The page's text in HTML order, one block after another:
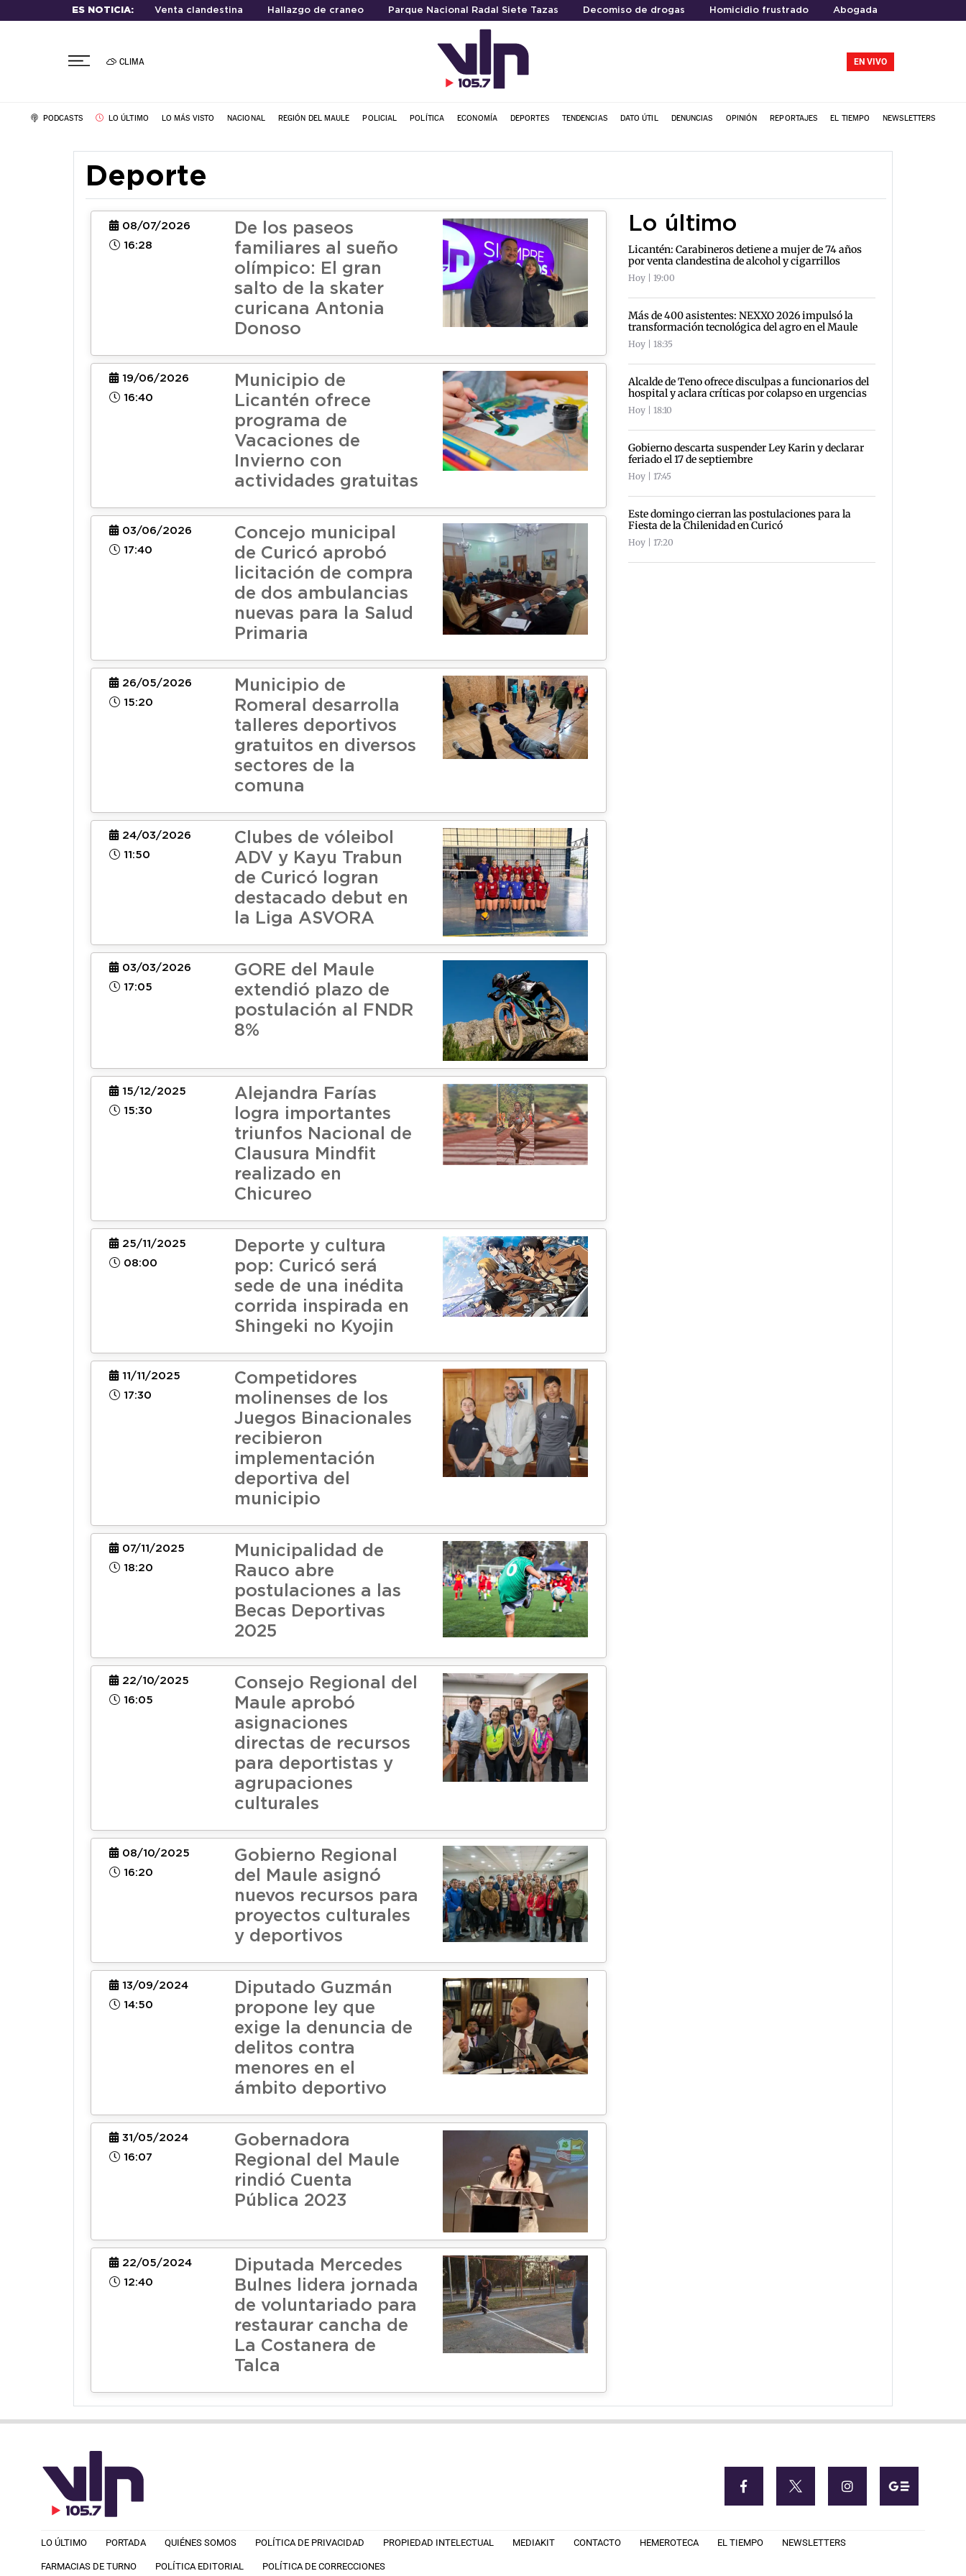
ES NOTICIA: Venta clandestina Hallazgo de craneo Parque Nacional Radal Siete Tazas Decomiso de drogas Homicidio frustrado Abogada
CLIMA EN VIVO
PODCASTS LO ÚLTIMO LO MÁS VISTO NACIONAL REGIÓN DEL MAULE POLICIAL POLÍTICA ECONOMÍA DEPORTES TENDENCIAS DATO ÚTIL DENUNCIAS OPINIÓN REPORTAJES EL TIEMPO NEWSLETTERS
Deporte
08/07/2026
16:28
De los paseos
familiares al sueño
olímpico: El gran
salto de la skater
curicana Antonia
Donoso
19/06/2026
16:40
Municipio de
Licantén ofrece
programa de
Vacaciones de
Invierno con
actividades gratuitas
03/06/2026
17:40
Concejo municipal
de Curicó aprobó
licitación de compra
de dos ambulancias
nuevas para la Salud
Primaria
26/05/2026
15:20
Municipio de
Romeral desarrolla
talleres deportivos
gratuitos en diversos
sectores de la
comuna
24/03/2026
11:50
Clubes de vóleibol
ADV y Kayu Trabun
de Curicó logran
destacado debut en
la Liga ASVORA
03/03/2026
17:05
GORE del Maule
extendió plazo de
postulación al FNDR
8%
15/12/2025
15:30
Alejandra Farías
logra importantes
triunfos Nacional de
Clausura Mindfit
realizado en
Chicureo
25/11/2025
08:00
Deporte y cultura
pop: Curicó será
sede de una inédita
corrida inspirada en
Shingeki no Kyojin
11/11/2025
17:30
Competidores
molinenses de los
Juegos Binacionales
recibieron
implementación
deportiva del
municipio
07/11/2025
18:20
Municipalidad de
Rauco abre
postulaciones a las
Becas Deportivas
2025
22/10/2025
16:05
Consejo Regional del
Maule aprobó
asignaciones
directas de recursos
para deportistas y
agrupaciones
culturales
08/10/2025
16:20
Gobierno Regional
del Maule asignó
nuevos recursos para
proyectos culturales
y deportivos
13/09/2024
14:50
Diputado Guzmán
propone ley que
exige la denuncia de
delitos contra
menores en el
ámbito deportivo
31/05/2024
16:07
Gobernadora
Regional del Maule
rindió Cuenta
Pública 2023
22/05/2024
12:40
Diputada Mercedes
Bulnes lidera jornada
de voluntariado para
restaurar cancha de
La Costanera de
Talca
Lo último
Licantén: Carabineros detiene a mujer de 74 años
por venta clandestina de alcohol y cigarrillos
Hoy | 19:00
Más de 400 asistentes: NEXXO 2026 impulsó la
transformación tecnológica del agro en el Maule
Hoy | 18:35
Alcalde de Teno ofrece disculpas a funcionarios del
hospital y aclara críticas por colapso en urgencias
Hoy | 18:10
Gobierno descarta suspender Ley Karin y declarar
feriado el 17 de septiembre
Hoy | 17:45
Este domingo cierran las postulaciones para la
Fiesta de la Chilenidad en Curicó
Hoy | 17:20
LO ÚLTIMO PORTADA QUIÉNES SOMOS POLÍTICA DE PRIVACIDAD PROPIEDAD INTELECTUAL MEDIAKIT CONTACTO HEMEROTECA EL TIEMPO NEWSLETTERS
FARMACIAS DE TURNO POLÍTICA EDITORIAL POLÍTICA DE CORRECCIONES